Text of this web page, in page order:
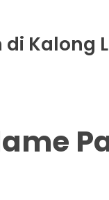
Kalong